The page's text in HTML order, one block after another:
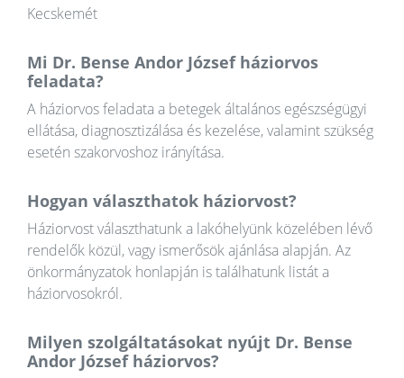
Kecskemét
Mi Dr. Bense Andor József háziorvos
feladata?
A háziorvos feladata a betegek általános egészségügyi
ellátása, diagnosztizálása és kezelése, valamint szükség
esetén szakorvoshoz irányítása.
Hogyan választhatok háziorvost?
Háziorvost választhatunk a lakóhelyünk közelében lévő
rendelők közül, vagy ismerősök ajánlása alapján. Az
önkormányzatok honlapján is találhatunk listát a
háziorvosokról.
Milyen szolgáltatásokat nyújt Dr. Bense
Andor József háziorvos?